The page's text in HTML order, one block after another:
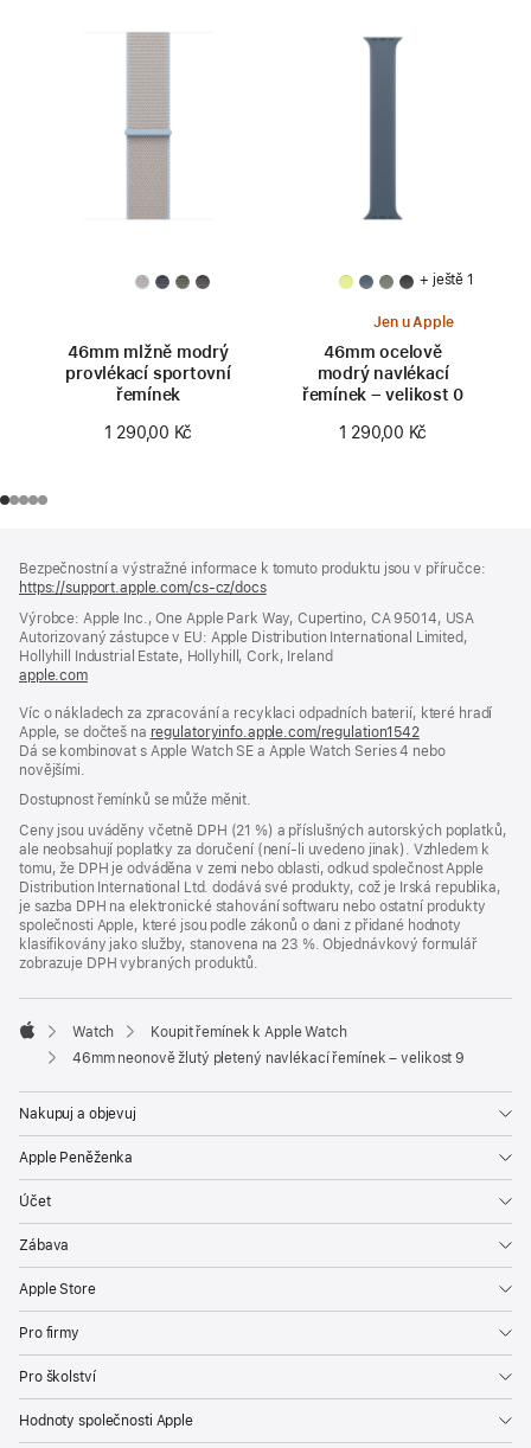
46mm mlžně modrý
provlékací sportovní
řemínek
1 290,00 Kč
+ ještě 1
Jen u Apple
46mm ocelově
modrý navlékací
řemínek – velikost 0
1 290,00 Kč
Bezpečnostní a výstražné informace k tomuto produktu jsou v příručce:
https://support.apple.com/cs-cz/docs(otevře
v novém
okně)
Výrobce: Apple Inc., One Apple Park Way, Cupertino, CA 95014, USA
Autorizovaný zástupce v EU: Apple Distribution International Limited,
Hollyhill Industrial Estate, Hollyhill, Cork, Ireland
apple.com(otevře
v novém
okně)
Víc o nákladech za zpracování a recyklaci odpadních baterií, které hradí
Apple, se dočteš na regulatoryinfo.apple.com/regulation1542(otevře
se
Dá se kombinovat s Apple Watch SE a Apple Watch Series 4 nebo
novějšími.
Dostupnost řemínků se může měnit.
Ceny jsou uváděny včetně DPH (21 %) a příslušných autorských poplatků,
ale neobsahují poplatky za doručení (není-li uvedeno jinak). Vzhledem k
tomu, že DPH je odváděna v zemi nebo oblasti, odkud společnost Apple
Distribution International Ltd. dodává své produkty, což je Irská republika,
je sazba DPH na elektronické stahování softwaru nebo ostatní produkty
společnosti Apple, které jsou podle zákonů o dani z přidané hodnoty
klasifikovány jako služby, stanovena na 23 %. Objednávkový formulář
zobrazuje DPH vybraných produktů.
Apple
Watch
Koupit řemínek k Apple Watch
46mm neonově žlutý pletený navlékací řemínek – velikost 9
Nakupuj a objevuj
Apple Peněženka
Účet
Zábava
Apple Store
Pro firmy
Pro školství
Hodnoty společnosti Apple